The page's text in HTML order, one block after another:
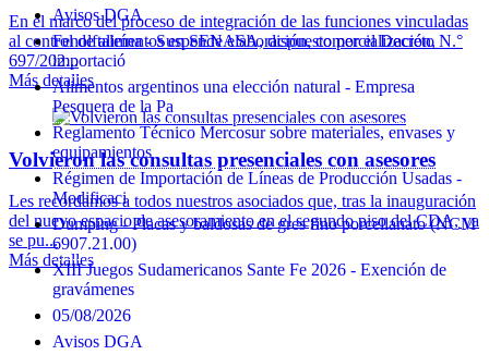
En el marco del proceso de integración de las funciones vinculadas
al control de alimentos en SENASA, dispuesto por el Decreto N.°
697/202...
Más detalles
Volvieron las consultas presenciales con asesores
Les recordamos a todos nuestros asociados que, tras la inauguración
del nuevo espacio de asesoramiento en el segundo piso del CDA, ya
se pu...
Más detalles
Avisos DGA
Fenolftaleína - Suspende elaboración, comercialización,
importació
Alimentos argentinos una elección natural - Empresa
Pesquera de la Pa
Reglamento Técnico Mercosur sobre materiales, envases y
equipamientos
Régimen de Importación de Líneas de Producción Usadas -
Modificaci
Dumping - Placas y baldosas de gres fino porcellanato (NCM
6907.21.00)
XIII Juegos Sudamericanos Sante Fe 2026 - Exención de
gravámenes
05/08/2026
Avisos DGA